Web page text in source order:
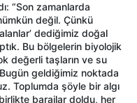
“Son zamanlarda
değil. Çünkü
alanlar’ dediğimiz doğal
Bu bölgelerin biyolojik
değerli taşların ve su
geldiğimiz noktada
Toplumda şöyle bir algı
barajlar doldu, her